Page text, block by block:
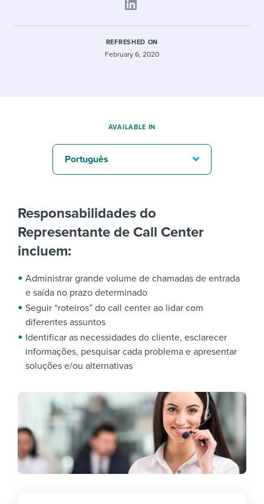
REFRESHED ON
February 6, 2020
Responsabilidades do
Representante de Call Center
incluem:
Administrar grande volume de chamadas de entrada
e saída no prazo determinado
Seguir “roteiros” do call center ao lidar com
diferentes assuntos
Identificar as necessidades do cliente, esclarecer
informações, pesquisar cada problema e apresentar
soluções e/ou alternativas
AVAILABLE IN
Português